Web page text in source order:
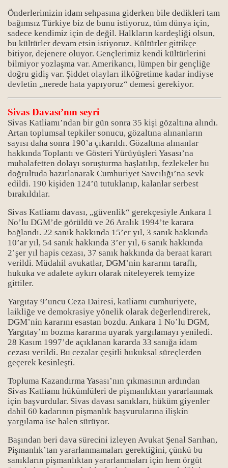
Önderlerimizin idam sehpasına giderken bile dedikleri tam
bağımsız Türkiye biz de bunu istiyoruz, tüm dünya için,
sadece kendimiz için de değil. Halkların kardeşliği olsun,
bu kültürler devam etsin istiyoruz. Kültürler gittikçe
bitiyor, dejenere oluyor. Gençlerimiz kendi kültürlerini
bilmiyor yozlaşma var. Amerikancı, lümpen bir gençliğe
doğru gidiş var. Şiddet olayları ilköğretime kadar indiyse
devletin „nerede hata yapıyoruz“ demesi gerekiyor.
Sivas Davası’nın seyri
Sivas Katliamı’ndan bir gün sonra 35 kişi gözaltına alındı.
Artan toplumsal tepkiler sonucu, gözaltına alınanların
sayısı daha sonra 190’a çıkarıldı. Gözaltına alınanlar
hakkında Toplantı ve Gösteri Yürüyüşleri Yasası’na
muhalafetten dolayı soruşturma başlatılıp, fezlekeler bu
doğrultuda hazırlanarak Cumhuriyet Savcılığı’na sevk
edildi. 190 kişiden 124’ü tutuklanıp, kalanlar serbest
bırakıldılar.
Sivas Katliamı davası, „güvenlik“ gerekçesiyle Ankara 1
No’lu DGM’de görüldü ve 26 Aralık 1994’te karara
bağlandı. 22 sanık hakkında 15’er yıl, 3 sanık hakkında
10’ar yıl, 54 sanık hakkında 3’er yıl, 6 sanık hakkında
2’şer yıl hapis cezası, 37 sanık hakkında da beraat kararı
verildi. Müdahil avukatlar, DGM’nin kararını taraflı,
hukuka ve adalete aykırı olarak niteleyerek temyize
gittiler.
Yargıtay 9’uncu Ceza Dairesi, katliamı cumhuriyete,
laikliğe ve demokrasiye yönelik olarak değerlendirerek,
DGM’nin kararını esastan bozdu. Ankara 1 No’lu DGM,
Yargıtay’ın bozma kararına uyarak yargılamayı yeniledi.
28 Kasım 1997’de açıklanan kararda 33 sanığa idam
cezası verildi. Bu cezalar çeşitli hukuksal süreçlerden
geçerek kesinleşti.
Topluma Kazandırma Yasası’nın çıkmasının ardından
Sivas Katliamı hükümlüleri de pişmanlıktan yararlanmak
için başvurdular. Sivas davası sanıkları, hüküm giyenler
dahil 60 kadarının pişmanlık başvurularına ilişkin
yargılama ise halen sürüyor.
Başından beri dava sürecini izleyen Avukat Şenal Sarıhan,
Pişmanlık’tan yararlanmamaları gerektiğini, çünkü bu
sanıkların pişmanlıktan yararlanmaları için hem örgüt
1
2
3
4
5